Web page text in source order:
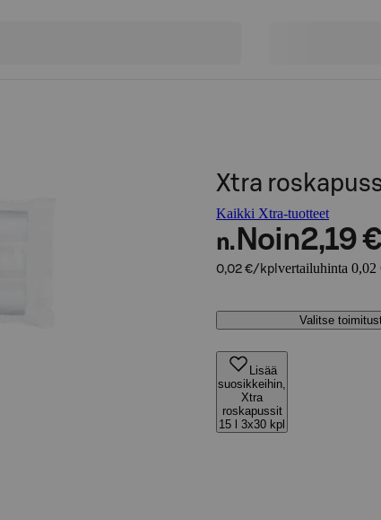
Xtra
Kaikki Xtra-tuotteet
n. Noin2,19 €
0,02 €/kpl vertailuhinta 0,02
Valitse
Lisää
suosikkeihin,
Xtra
roskapussit
15 l 3x30 kpl